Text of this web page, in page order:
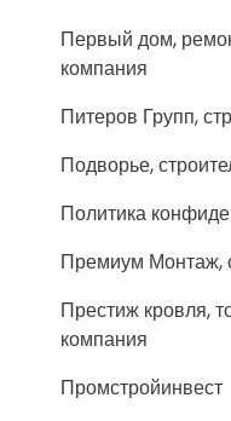
Первый дом,
компания
Питеров Групп,
Подворье,
Политика
Премиум Монтаж,
Престиж кровля,
компания
Промстройинвест